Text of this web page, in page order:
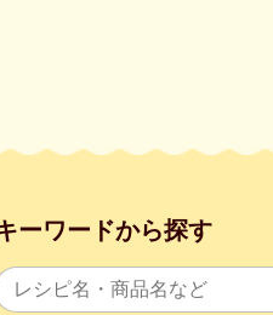
ーワードから探す